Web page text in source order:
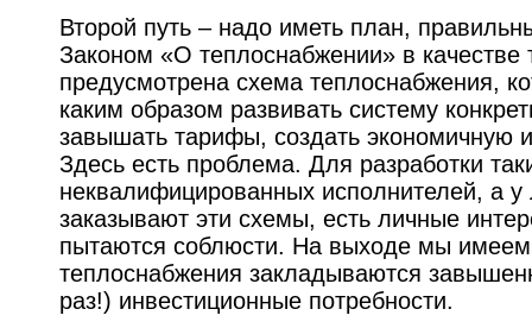
Второй путь – надо иметь план,
Законом «О теплоснабжении» в качестве
предусмотрена схема теплоснабжения,
каким образом развивать систему
завышать тарифы, создать экономичную
Здесь есть проблема. Для разработки
неквалифицированных исполнителей, а
заказывают эти схемы, есть личные
пытаются соблюсти. На выходе мы
теплоснабжения закладываются
раз!) инвестиционные потребности.